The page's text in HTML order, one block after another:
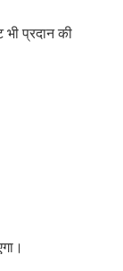
प्रदान की